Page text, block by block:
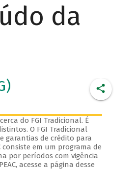
da
do FGI Tradicional. É
O FGI Tradicional
garantias de crédito para
consiste em um programa de
por períodos com vigência
acesse a página desse